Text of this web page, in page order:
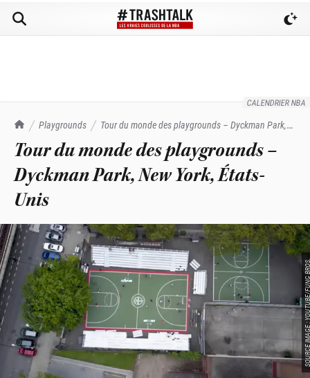
CALENDRIER NBA
TrashTalk Actu NBA
Playgrounds
Tour du monde des playgrounds – Dyckman Park,
New York, États-Unis
Tour du monde des playgrounds –
Dyckman Park, New York, États-
Unis
SOURCE IMAGE :